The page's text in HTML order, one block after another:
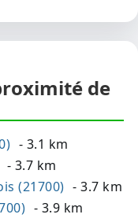
de
- 3.1 km
- 3.7 km
(21700) - 3.7 km
- 3.9 km